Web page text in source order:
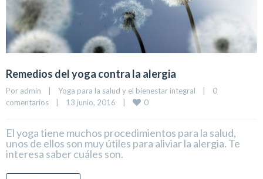
Remedios del yoga contra la alergia
Por admin | Yoga para la salud y el bienestar integral |
0
comentarios
| 13 junio, 2016 | 0
El yoga tiene muchos procedimientos para la salud,
unos de ellos son muy útiles para aliviar la alergia. Te
interesa saber cuáles son.